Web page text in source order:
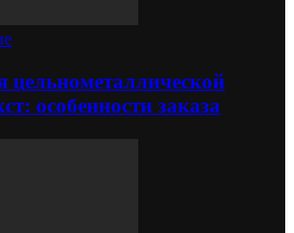
цельнометаллической
особенности заказа